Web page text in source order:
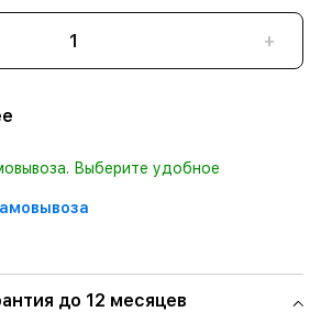
+
Выберите удобное
до 12 месяцев